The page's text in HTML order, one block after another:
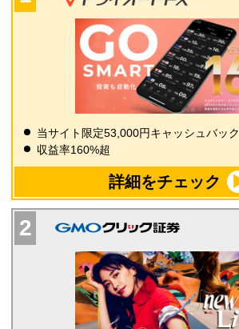
当サイト限定53,000円キャッシュバック
収益率160%超
詳細をチェック